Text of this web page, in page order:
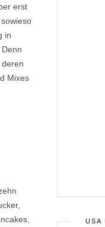
erst
in
Mixes
USA